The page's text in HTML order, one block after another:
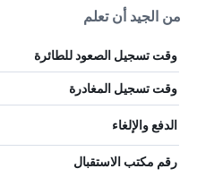
من الجيد أن تعلم
وقت تسجيل الصعود للطائرة
وقت تسجيل المغادرة
الدفع والإلغاء
رقم مكتب الاستقبال